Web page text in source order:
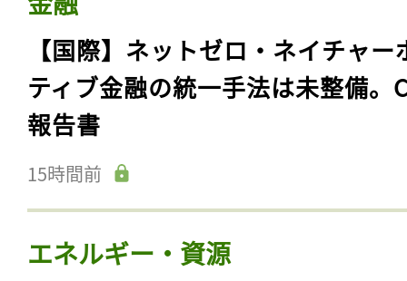
【国際】ネットゼロ・ネイチャー
ティブ金融の統一手法は未整備。
報告書
15時間前
エネルギー・資源